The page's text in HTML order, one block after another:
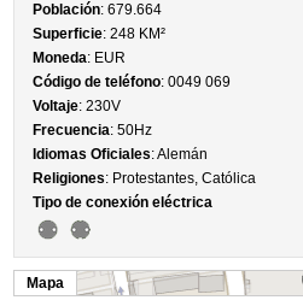
Población: 679.664
Superficie: 248 KM²
Moneda: EUR
Código de teléfono: 0049 069
Voltaje: 230V
Frecuencia: 50Hz
Idiomas Oficiales: Alemán
Religiones: Protestantes, Católica
Tipo de conexión eléctrica
Mapa